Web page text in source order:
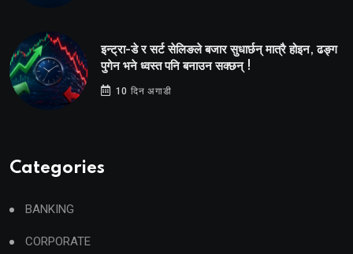
इन्ट्रा-डे र सर्ट सेलिङले बजार सुधार्छन् मात्रै होइन, ढङ्ग
पुगेन भने ध्वस्त पनि बनाउन सक्छन् !
10 दिन अगाडी
Categories
BANKING
CORPORATE